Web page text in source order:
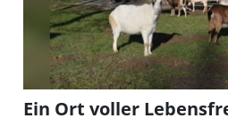
Ein Ort voller